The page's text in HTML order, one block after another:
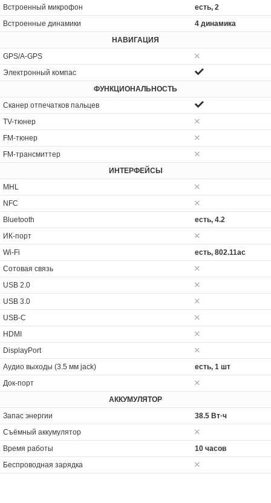
Встроенный микрофон
есть, 2
Встроенные динамики
4 динамика
НАВИГАЦИЯ
GPS/A-GPS
Электронный компас
ФУНКЦИОНАЛЬНОСТЬ
Сканер отпечатков пальцев
TV-тюнер
FM-тюнер
FM-трансмиттер
ИНТЕРФЕЙСЫ
MHL
NFC
Bluetooth
есть, 4.2
ИК-порт
Wi-Fi
есть, 802.11ac
Сотовая связь
USB 2.0
USB 3.0
USB-C
HDMI
DisplayPort
Аудио выходы (3.5 мм jack)
есть, 1 шт
Док-порт
АККУМУЛЯТОР
Запас энергии
38.5 Вт·ч
Cъёмный аккумулятор
Время работы
10 часов
Беспроводная зарядка